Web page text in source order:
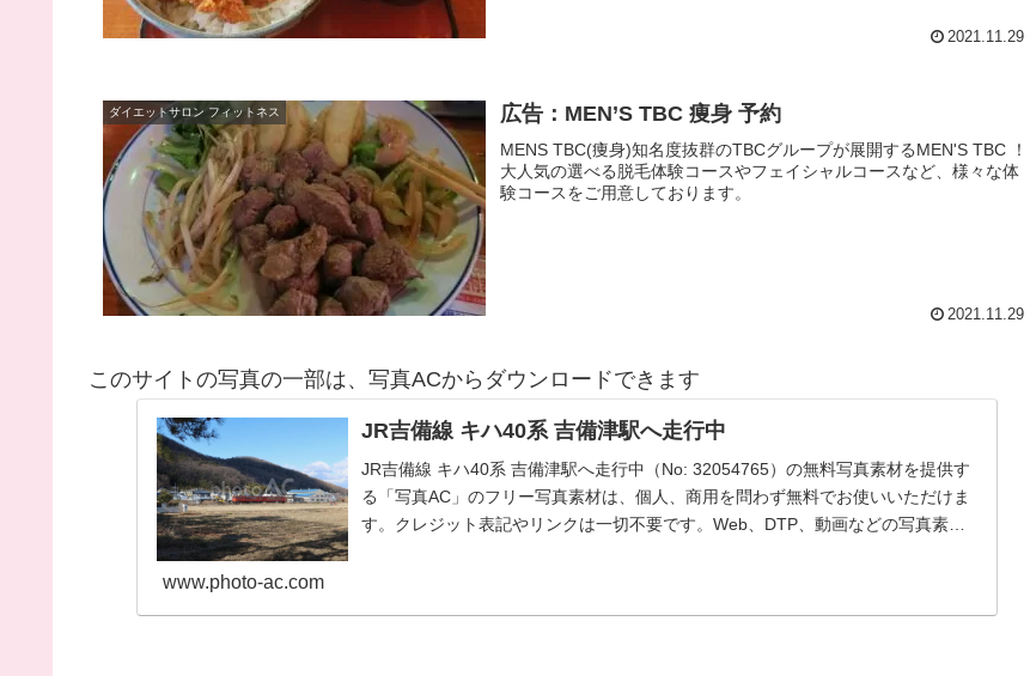
2021.11.29
ダイエットサロン フィットネス 広告：MEN’S TBC 痩身 予約
MENS TBC(痩身)知名度抜群のTBCグループが展開するMEN'S TBC ！
大人気の選べる脱毛体験コースやフェイシャルコースなど、様々な体
験コースをご用意しております。
2021.11.29
このサイトの写真の一部は、写真ACからダウンロードできます
JR吉備線 キハ40系 吉備津駅へ走行中
JR吉備線 キハ40系 吉備津駅へ走行中（No: 32054765）の無料写真素材を提供す
る「写真AC」のフリー写真素材は、個人、商用を問わず無料でお使いいただけま
す。クレジット表記やリンクは一切不要です。Web、DTP、動画などの写真素
www.photo-ac.com